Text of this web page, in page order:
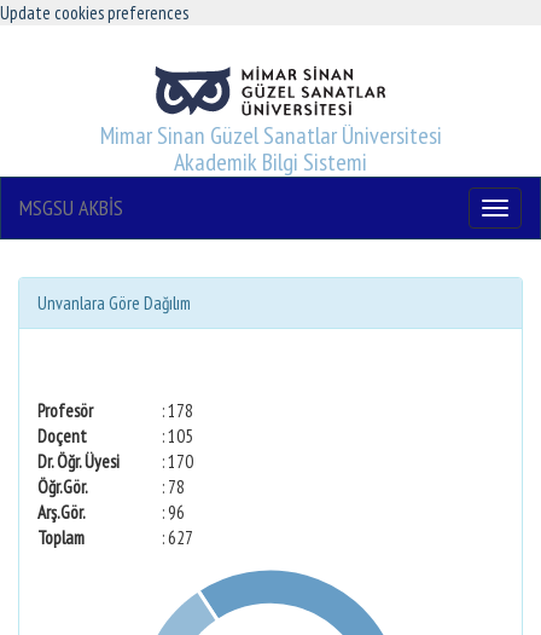
Update cookies preferences
Mimar Sinan Güzel Sanatlar Üniversitesi
Akademik Bilgi Sistemi
Menu
MSGSU AKBİS
Unvanlara Göre Dağılım
Profesör
: 178
Doçent
: 105
Dr. Öğr. Üyesi
: 170
Öğr.Gör.
: 78
Arş.Gör.
: 96
Toplam
: 627